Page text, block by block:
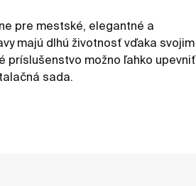
pre mestské, elegantné a
majú dlhú životnosť vďaka svojim
príslušenstvo možno ľahko upevniť
sada.